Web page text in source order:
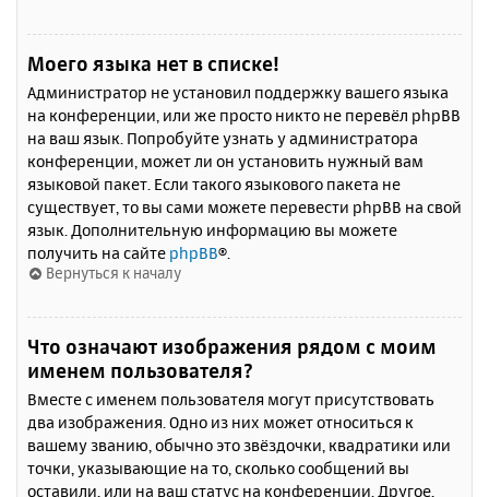
Моего языка нет в списке!
Администратор не установил поддержку вашего языка
на конференции, или же просто никто не перевёл phpBB
на ваш язык. Попробуйте узнать у администратора
конференции, может ли он установить нужный вам
языковой пакет. Если такого языкового пакета не
существует, то вы сами можете перевести phpBB на свой
язык. Дополнительную информацию вы можете
получить на сайте phpBB®.
Вернуться к началу
Что означают изображения рядом с моим
именем пользователя?
Вместе с именем пользователя могут присутствовать
два изображения. Одно из них может относиться к
вашему званию, обычно это звёздочки, квадратики или
точки, указывающие на то, сколько сообщений вы
оставили, или на ваш статус на конференции. Другое,